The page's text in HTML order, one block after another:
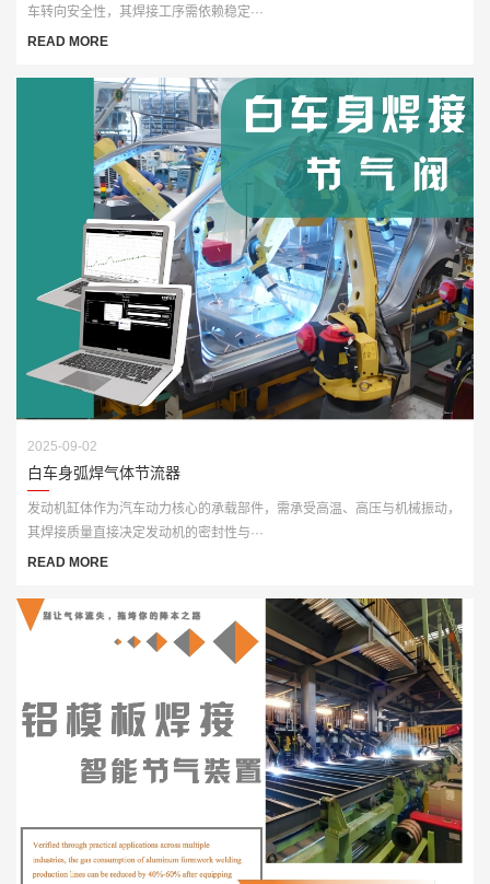
车转向安全性，其焊接工序需依赖稳定···
READ MORE
2025-09-02
白车身弧焊气体节流器
发动机缸体作为汽车动力核心的承载部件，需承受高温、高压与机械振动，
其焊接质量直接决定发动机的密封性与···
READ MORE